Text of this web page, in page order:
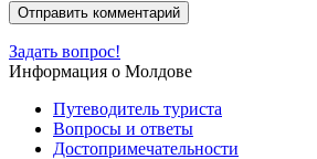
Задать вопрос!
Информация о Молдове
Путеводитель туриста
Вопросы и ответы
Достопримечательности